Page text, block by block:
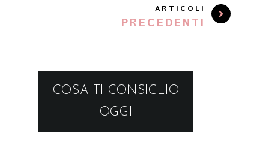
ARTICOLI
PRECEDENTI
COSA TI CONSIGLIO
OGGI